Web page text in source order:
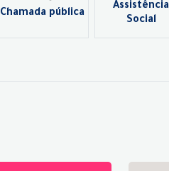
Chamada pública
Assistência
Social